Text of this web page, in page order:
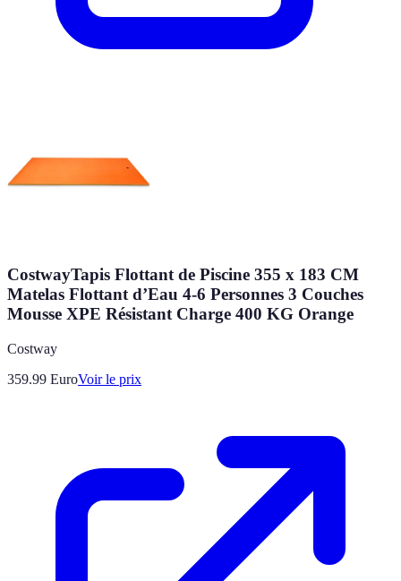
CostwayTapis Flottant de Piscine 355 x 183 CM
Matelas Flottant d’Eau 4-6 Personnes 3 Couches
Mousse XPE Résistant Charge 400 KG Orange
Costway
359.99 EuroVoir le prix